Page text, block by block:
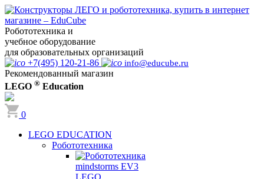
Робототехника и
учебное оборудование
для образовательных организаций
+7(495) 120-21-86
info@educube.ru
Рекомендованный магазин
LEGO ® Education
0
LEGO EDUCATION
Робототехника